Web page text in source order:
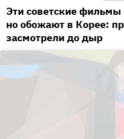
Эти советские фильмы
но обожают в Корее:
засмотрели до дыр